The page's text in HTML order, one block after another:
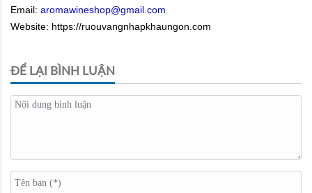
Email: aromawineshop@gmail.com
Website: https://ruouvangnhapkhaungon.com
ĐỂ LẠI BÌNH LUẬN